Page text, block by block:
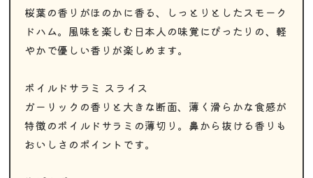
桜葉の香りがほのかに香る、しっとりとしたスモーク
ドハム。風味を楽しむ日本人の味覚にぴったりの、軽
やかで優しい香りが楽しめます。
ボイルドサラミ スライス
ガーリックの香りと大きな断面、薄く滑らかな食感が
特徴のボイルドサラミの薄切り。鼻から抜ける香りも
おいしさのポイントです。